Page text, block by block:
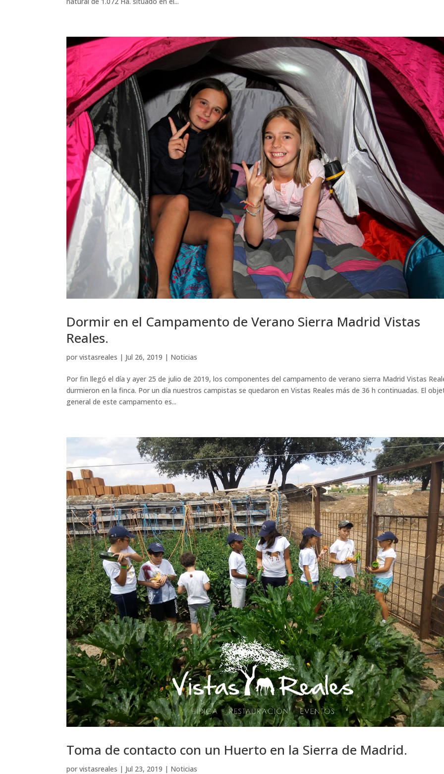
Dormir en el Campamento de Verano Sierra Madrid Vistas
Reales.
porvistasreales | Jul 26, 2019 | Noticias
Por fin llegó el día y ayer 25 de julio de 2019, los componentes del campamento de verano sierra Madrid Vistas
durmieron en la finca. Por un día nuestros campistas se quedaron en Vistas Reales más de 36 h continuadas. El
general de este campamento es...
Toma de contacto con un Huerto en la Sierra de Madrid.
porvistasreales | Jul 23, 2019 | Noticias